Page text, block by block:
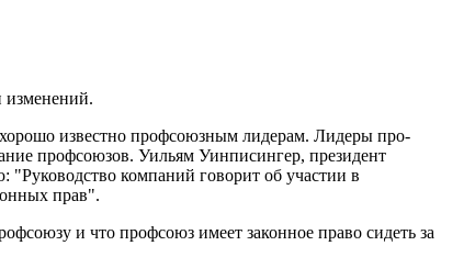
изменений.
хорошо известно профсоюзным лидерам. Лидеры про­
профсоюзов. Уильям Уинписингер, президент
компаний говорит об участии в
прав".
и что профсоюз имеет законное право сидеть за